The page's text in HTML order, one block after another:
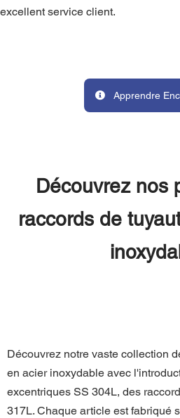
excellent service client.
Apprendre
Découvrez nos
raccords de
Découvrez notre vaste collection
en acier inoxydable avec
excentriques SS 304L, des
317L. Chaque article est fabriqué